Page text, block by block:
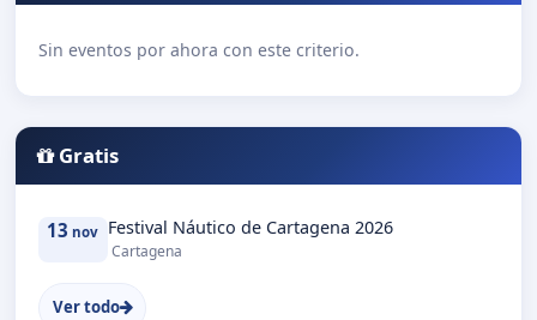
Sin eventos por ahora con este criterio.
Gratis
13 nov Festival Náutico de Cartagena 2026
Cartagena
Ver todo